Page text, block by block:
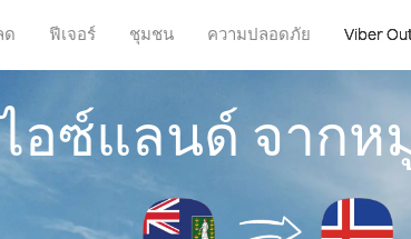
ด ฟีเจอร์ ชุมชน ความปลอดภัย Viber
อซ์แลนด์ จากห